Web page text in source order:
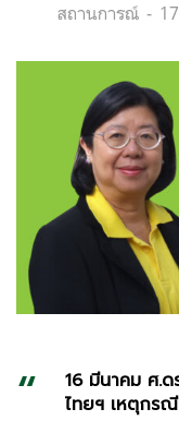
Categories:
สถานการณ์
16 มีนาคม ศ.
ไทยฯ เหตุกร